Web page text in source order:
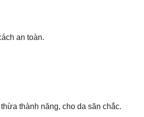
an toàn.
thành năng, cho da săn chắc.